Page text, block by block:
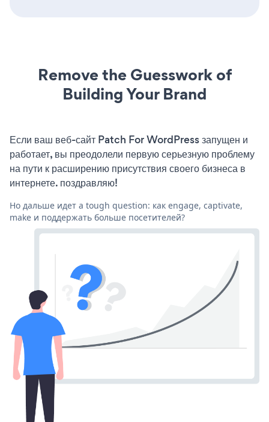
Remove the Guesswork of
Building Your Brand
Если ваш веб-сайт Patch For WordPress запущен и
работает, вы преодолели первую серьезную проблему
на пути к расширению присутствия своего бизнеса в
интернете. поздравляю!
Но дальше идет a tough question: как engage, captivate,
make и поддержать больше посетителей?